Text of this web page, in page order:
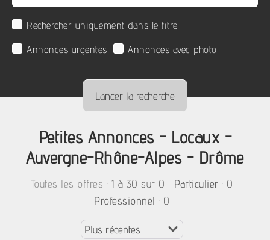
Rechercher uniquement dans le titre
Annonces urgentes
Annonces avec photo
Petites Annonces - Locaux -
Auvergne-Rhône-Alpes - Drôme
Toutes les offres : 1 à 30 sur 0 Particulier : 0
Professionnel : 0